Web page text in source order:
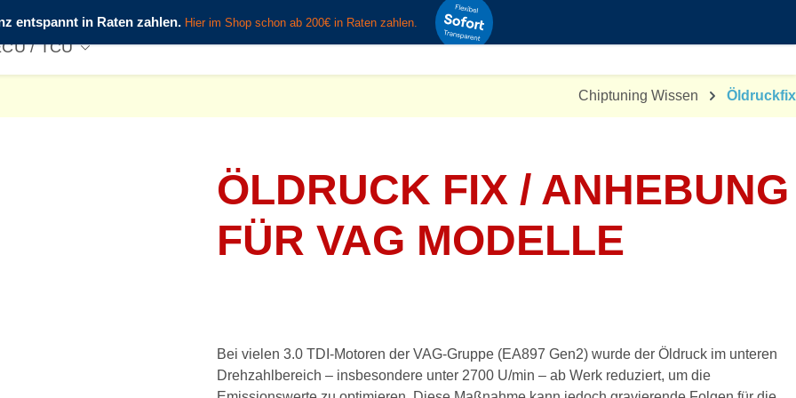
% Zubehör OBD Diagnose Schulungen
Fileservice
/ TCU
Chiptuning Wissen Öldruckfix
ÖLDRUCK FIX / ANHEBUNG
FÜR VAG MODELLE
Bei vielen 3.0 TDI-Motoren der VAG-Gruppe (EA897 Gen2) wurde der Öldruck im unteren
Drehzahlbereich – insbesondere unter 2700 U/min – ab Werk reduziert, um die